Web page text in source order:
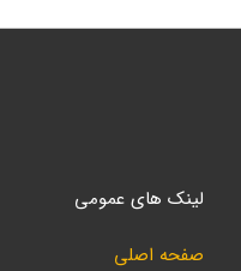
لینک های عمومی
صفحه اصلی